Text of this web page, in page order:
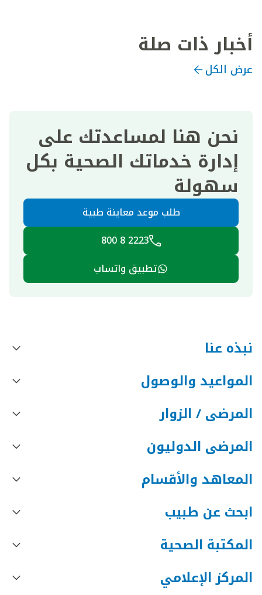
أخبار ذات صلة
عرض الكل
نحن هنا لمساعدتك على
إدارة خدماتك الصحية بكل
سهولة
طلب موعد معاينة طبية
2223 8 800
تطبيق واتساب
نبذه عنا
المواعيد والوصول
المرضى / الزوار
المرضى الدوليون
المعاهد والأقسام
ابحث عن طبيب
المكتبة الصحية
المركز الإعلامي